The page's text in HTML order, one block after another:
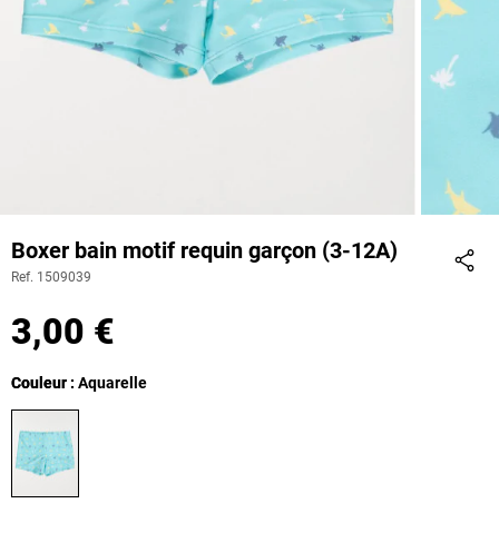
Boxer bain motif requin garçon (3-12A)
Ref. 1509039
3,00 €
Couleur
Couleur : Aquarelle